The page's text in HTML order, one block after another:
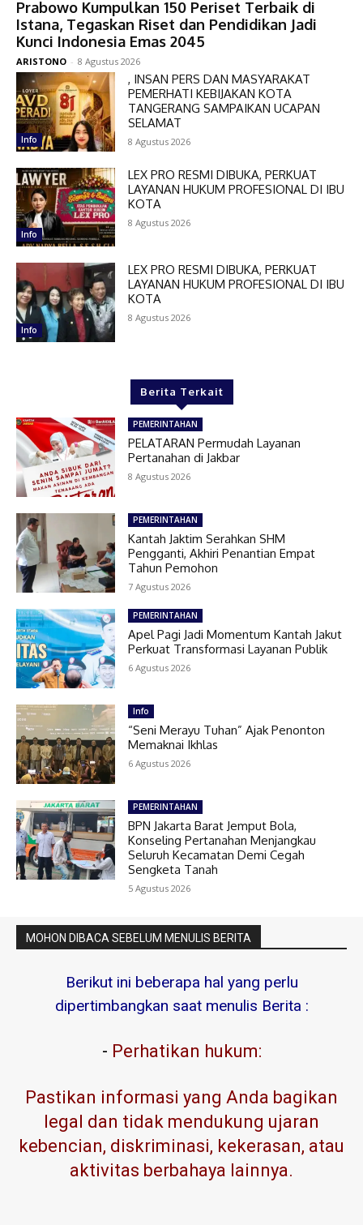
Prabowo Kumpulkan 150 Periset Terbaik di
Istana, Tegaskan Riset dan Pendidikan Jadi
Kunci Indonesia Emas 2045
ARISTONO - 8 Agustus 2026
Info
, INSAN PERS DAN MASYARAKAT
PEMERHATI KEBIJAKAN KOTA
TANGERANG SAMPAIKAN UCAPAN
SELAMAT
8 Agustus 2026
Info
LEX PRO RESMI DIBUKA, PERKUAT
LAYANAN HUKUM PROFESIONAL DI IBU
KOTA
8 Agustus 2026
Info
LEX PRO RESMI DIBUKA, PERKUAT
LAYANAN HUKUM PROFESIONAL DI IBU
KOTA
8 Agustus 2026
Berita Terkait
PEMERINTAHAN
PELATARAN Permudah Layanan
Pertanahan di Jakbar
8 Agustus 2026
PEMERINTAHAN
Kantah Jaktim Serahkan SHM
Pengganti, Akhiri Penantian Empat
Tahun Pemohon
7 Agustus 2026
PEMERINTAHAN
Apel Pagi Jadi Momentum Kantah Jakut
Perkuat Transformasi Layanan Publik
6 Agustus 2026
Info
“Seni Merayu Tuhan” Ajak Penonton
Memaknai Ikhlas
6 Agustus 2026
PEMERINTAHAN
BPN Jakarta Barat Jemput Bola,
Konseling Pertanahan Menjangkau
Seluruh Kecamatan Demi Cegah
Sengketa Tanah
5 Agustus 2026
MOHON DIBACA SEBELUM MENULIS BERITA
Berikut ini beberapa hal yang perlu
dipertimbangkan saat menulis Berita :
- Perhatikan hukum:
Pastikan informasi yang Anda bagikan
legal dan tidak mendukung ujaran
kebencian, diskriminasi, kekerasan, atau
aktivitas berbahaya lainnya.